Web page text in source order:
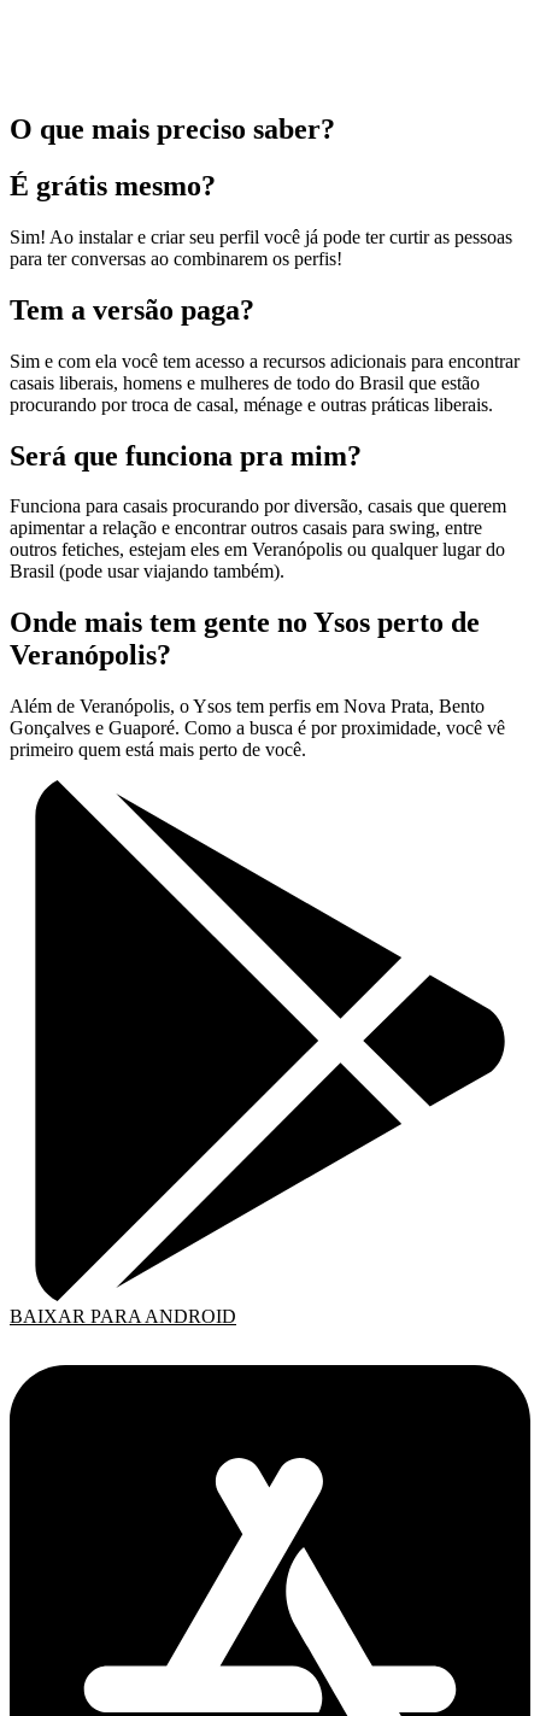
O que mais preciso saber?
É grátis mesmo?
Sim! Ao instalar e criar seu perfil você já pode ter curtir as pessoas
para ter conversas ao combinarem os perfis!
Tem a versão paga?
Sim e com ela você tem acesso a recursos adicionais para encontrar
casais liberais, homens e mulheres de todo do Brasil que estão
procurando por troca de casal, ménage e outras práticas liberais.
Será que funciona pra mim?
Funciona para casais procurando por diversão, casais que querem
apimentar a relação e encontrar outros casais para swing, entre
outros fetiches, estejam eles em Veranópolis ou qualquer lugar do
Brasil (pode usar viajando também).
Onde mais tem gente no Ysos perto de
Veranópolis?
Além de Veranópolis, o Ysos tem perfis em Nova Prata, Bento
Gonçalves e Guaporé. Como a busca é por proximidade, você vê
primeiro quem está mais perto de você.
BAIXAR PARA ANDROID